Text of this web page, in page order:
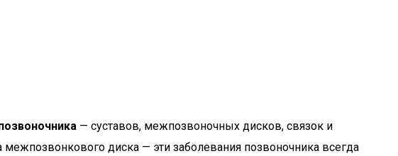
— суставов, межпозвоночных дисков, связок и
диска — эти заболевания позвоночника всегда